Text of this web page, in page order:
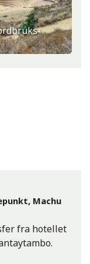
Machu
fra hotellet